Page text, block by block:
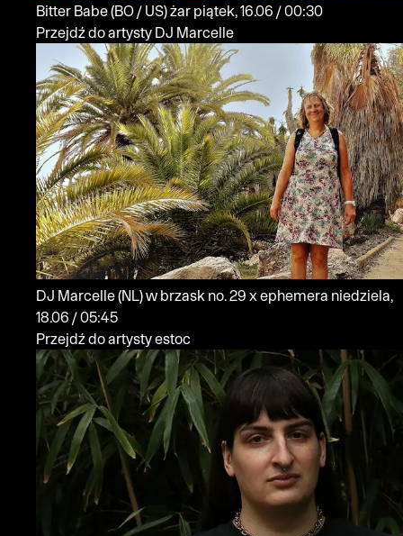
Bitter Babe(BO / US)żar
piątek, 16.06 / 00:30
Przejdź do artysty DJ Marcelle
DJ Marcelle(NL)w brzask no. 29 x ephemera niedziela,
18.06 / 05:45
Przejdź do artysty estoc